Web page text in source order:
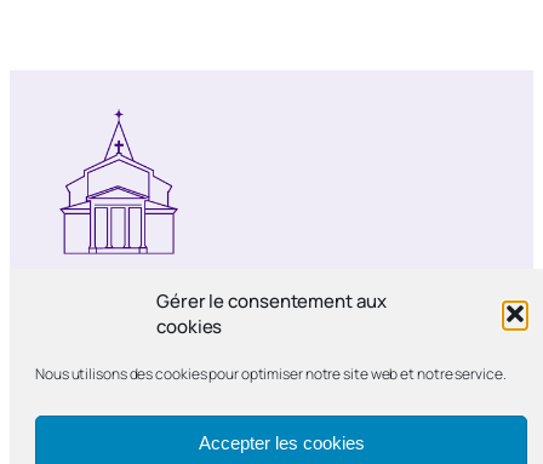
Gérer le consentement aux
cookies
Nous utilisons des cookies pour optimiser notre site web et notre service.
Accepter les cookies
Notre-Dame de Bercy
Paroisse catholique Notre-Dame de la